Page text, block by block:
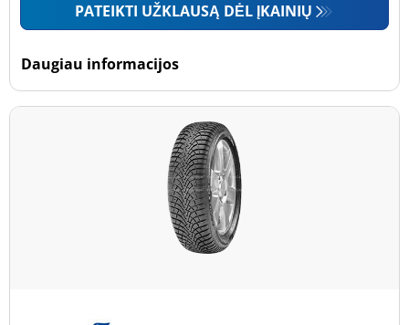
PATEIKTI UŽKLAUSĄ DĖL ĮKAINIŲ
Daugiau informacijos